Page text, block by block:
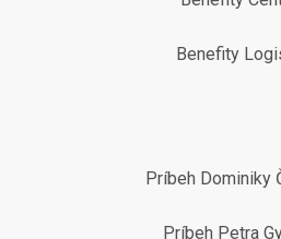
Benefity
Príbeh Dominiky
Príbeh Petra